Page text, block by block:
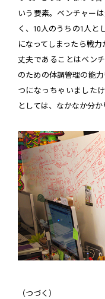
いう要素。ベンチャー
く、10人のうちの1人と
になってしまったら戦
丈夫であることはベン
のための体調管理の能
つになっちゃいました
としては、なかなか分か
（つづく）